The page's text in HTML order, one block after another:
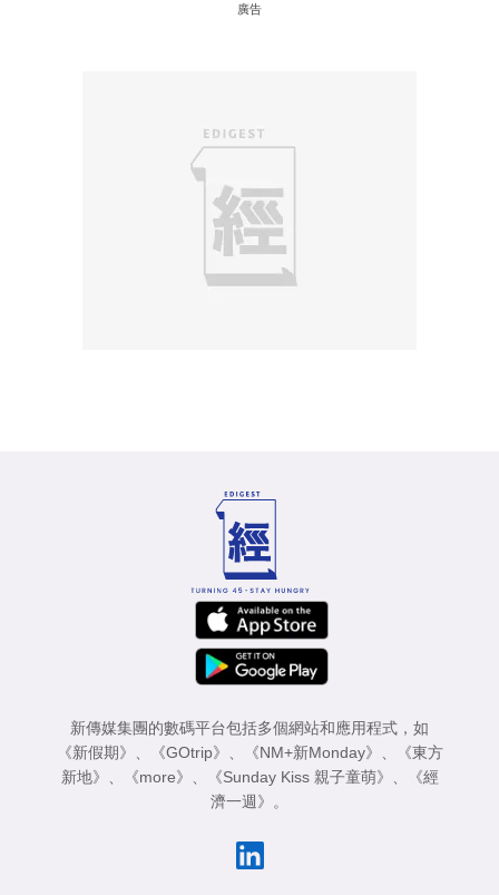
廣告
新傳媒集團的數碼平台包括多個網站和應用程式，如
《新假期》
《GOtrip》 《NM+新Monday》
《東方
新地》
《more》 《Sunday Kiss 親子童萌》
《經
濟一週》
。